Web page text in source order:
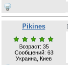
Pikines
Возраст: 35
Сообщений: 63
Украина, Киев